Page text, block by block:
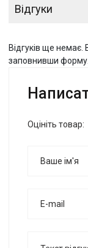
Відгуки
Відгуків ще немає.
заповнивши форму.
Оцініть товар: